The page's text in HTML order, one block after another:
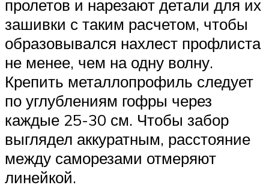
пролетов и нарезают детали для их
зашивки с таким расчетом, чтобы
образовывался нахлест профлиста
не менее, чем на одну волну.
Крепить металлопрофиль следует
по углублениям гофры через
каждые 25-30 см. Чтобы забор
выглядел аккуратным, расстояние
между саморезами отмеряют
линейкой.